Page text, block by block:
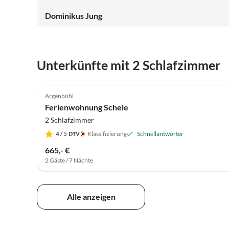
Dominikus Jung
Unterkünfte mit 2 Schlafzimmer
Argenbühl
Ferienwohnung Schele
2 Schlafzimmer
4/ 5 Klassifizierung Schnellantworter
665,- €
2 Gäste / 7 Nächte
Alle anzeigen